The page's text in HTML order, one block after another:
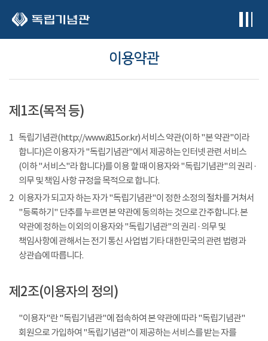
이용약관
제1조(목적 등)
1 독립기념관(http://www.i815.or.kr) 서비스 약관(이하 "본 약관"이라
합니다)은 이용자가 "독립기념관"에서 제공하는 인터넷 관련 서비스
(이하 "서비스"라 합니다)를 이용 할 때 이용자와 "독립기념관"의 권리 ·
의무 및 책임 사항 규정을 목적으로 합니다.
2 이용자가 되고자 하는 자가 "독립기념관"이 정한 소정의 절차를 거쳐서
"등록하기" 단추를 누르면 본 약관에 동의하는 것으로 간주합니다. 본
약관에 정하는 이외의 이용자와 "독립기념관"의 권리 · 의무 및
책임사항에 관해서는 전기 통신 사업법 기타 대한민국의 관련 법령과
상관습에 따릅니다.
제2조(이용자의 정의)
"이용자"란 "독립기념관"에 접속하여 본 약관에 따라 "독립기념관"
회원으로 가입하여 "독립기념관"이 제공하는 서비스를 받는 자를